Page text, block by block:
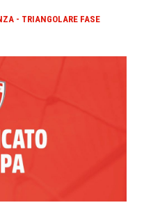
- TRIANGOLARE FASE